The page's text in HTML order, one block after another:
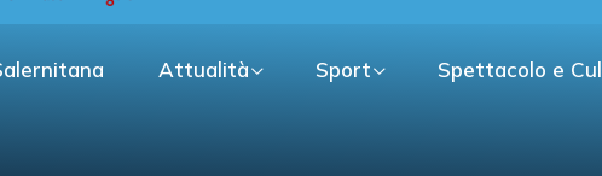
Attualità Sport Spettacolo e